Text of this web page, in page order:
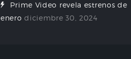
Prime Video revela estrenos de
enero diciembre 30, 2024